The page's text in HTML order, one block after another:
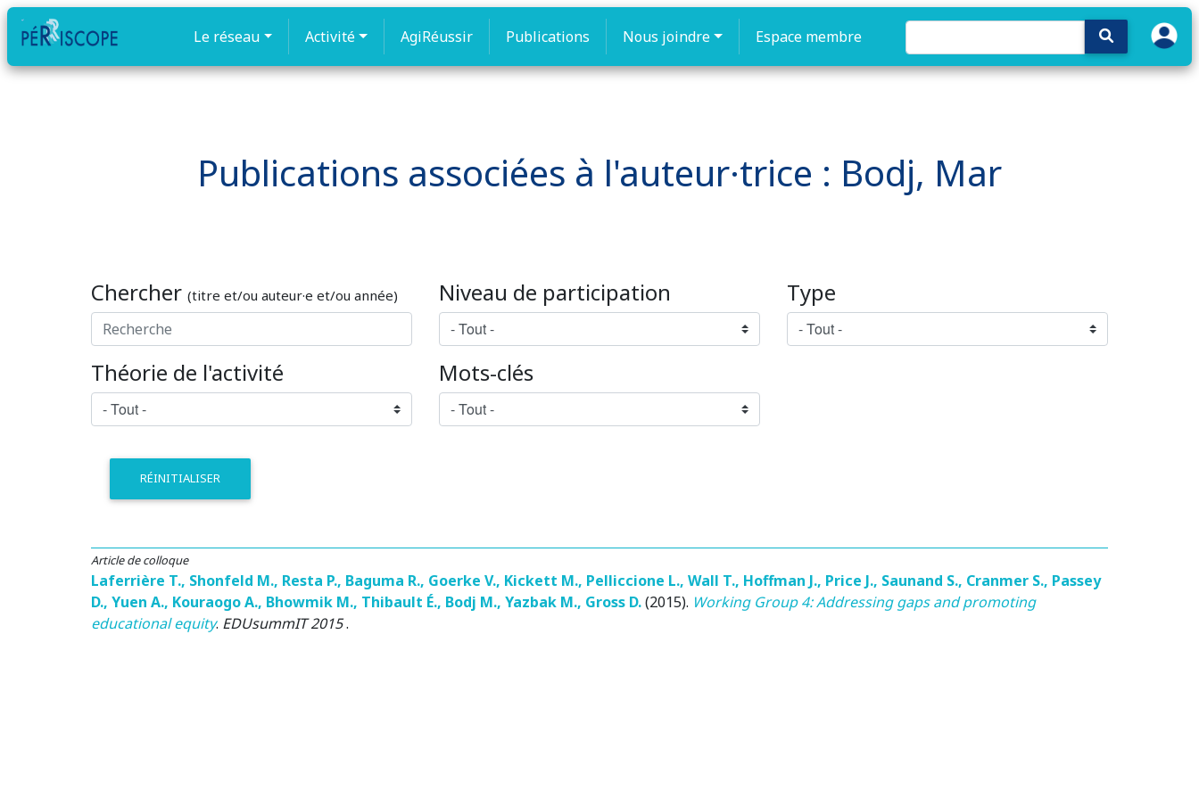
Le réseau Activité AgiRéussir Publications Nous joindre Espace membre
Publications associées à l'auteur·trice : Bodj, Mar
Chercher (titre et/ou auteur·e et/ou année) Niveau de participation Type
Théorie de l'activité Mots-clés
RÉINITIALISER
Article de colloque
Laferrière T., Shonfeld M., Resta P., Baguma R., Goerke V., Kickett M., Pelliccione L., Wall T., Hoffman J., Price J., Saunand S., Cranmer S., Passey
D., Yuen A., Kouraogo A., Bhowmik M., Thibault É., Bodj M., Yazbak M., Gross D.(2015). Working Group 4: Addressing gaps and promoting
educational equity. EDUsummIT 2015.